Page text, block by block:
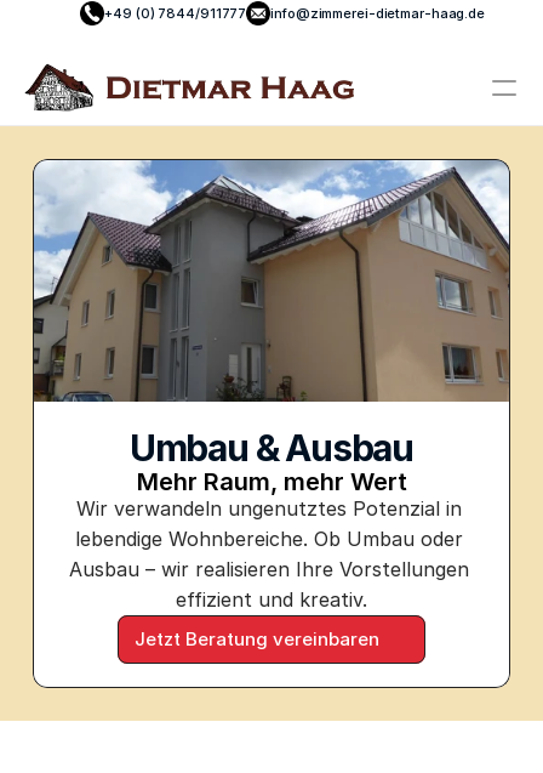
+49 (0) 7844/911777 info@zimmerei-dietmar-haag.de
Leistungen
Referenzen
Kontakt
PRODUCT
Design
Content
Publish
Blog
Umbau & Ausbau
Mehr Raum, mehr Wert
Wir verwandeln ungenutztes Potenzial in
lebendige Wohnbereiche. Ob Umbau oder
Ausbau – wir realisieren Ihre Vorstellungen
effizient und kreativ.
Jetzt Beratung vereinbaren